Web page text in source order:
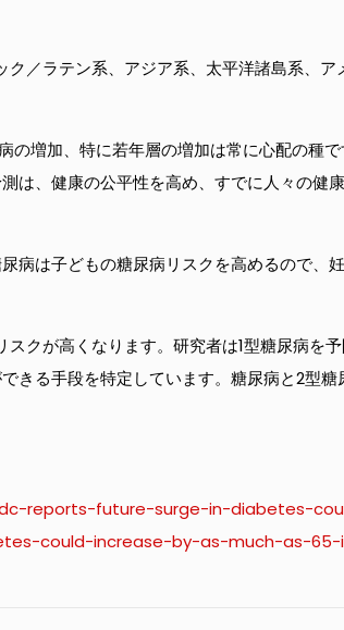
／ラテン系、アジア系、太平洋諸島系、ア
増加、特に若年層の増加は常に心配の種
は、健康の公平性を高め、すでに人々の健
病は子どもの糖尿病リスクを高めるので、
クが高くなります。研究者は1型糖尿病を
きる手段を特定しています。糖尿病と2型糖
reports-future-surge-in-diabetes-
could-increase-by-as-much-as-